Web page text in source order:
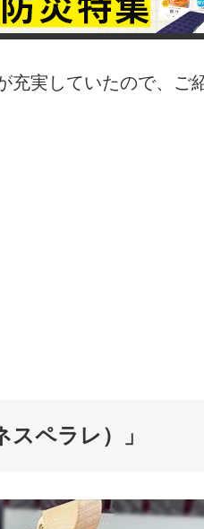
実していたので、ご
ペラレ）」